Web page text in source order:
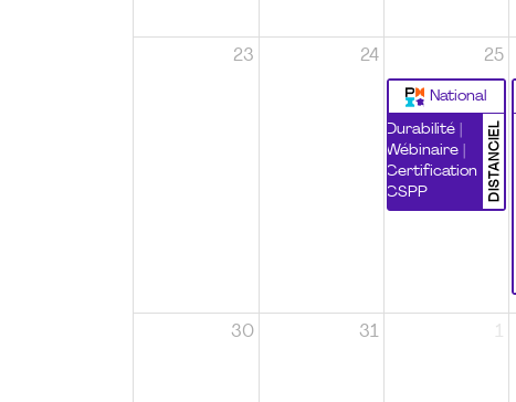
23 24 25
National
DISTANCIEL
Durabilité |
Wébinaire |
Certification
CSPP
30 31 1